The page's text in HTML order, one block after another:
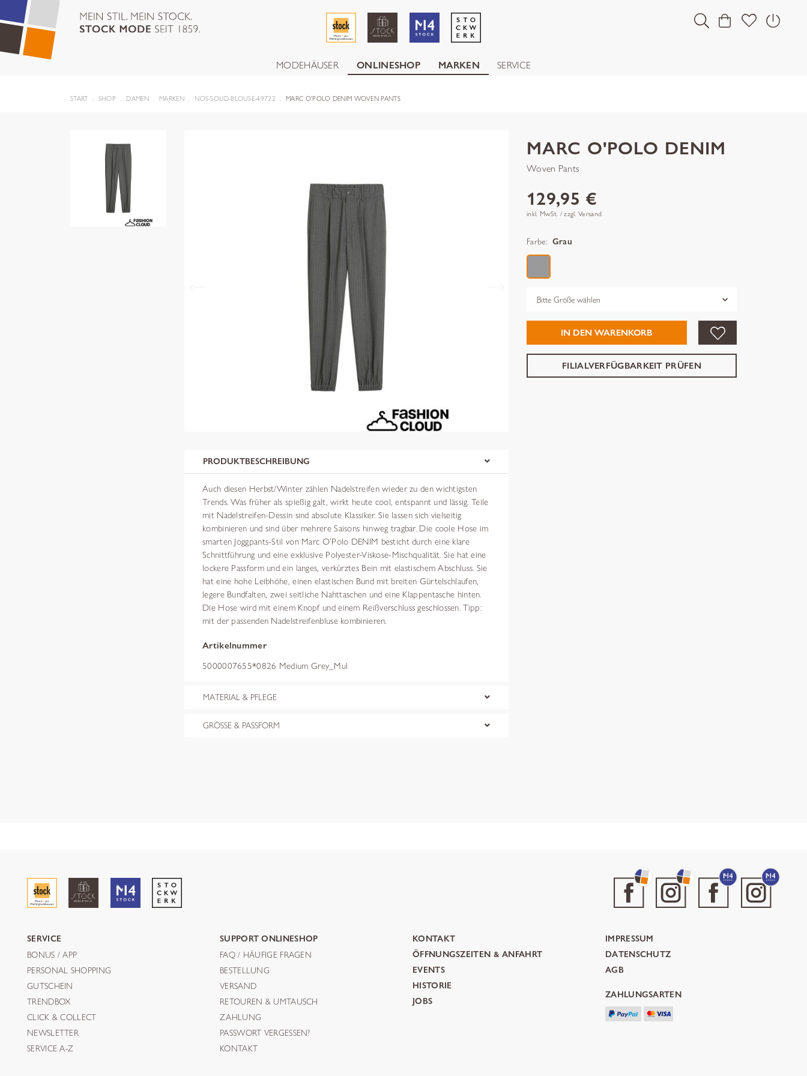
MODEHÄUSER ONLINESHOP MARKEN SERVICE
START SHOP DAMEN MARKEN NOS-SOLID-BLOUSE-49722 MARC O'POLO DENIM WOVEN PANTS
PRODUKTBESCHREIBUNG
Auch diesen Herbst/Winter zählen Nadelstreifen wieder zu den wichtigsten
Trends. Was früher als spießig galt, wirkt heute cool, entspannt und lässig. Teile
mit Nadelstreifen-Dessin sind absolute Klassiker. Sie lassen sich vielseitig
kombinieren und sind über mehrere Saisons hinweg tragbar. Die coole Hose im
smarten Joggpants-Stil von Marc O’Polo DENIM besticht durch eine klare
Schnittführung und eine exklusive Polyester-Viskose-Mischqualität. Sie hat eine
lockere Passform und ein langes, verkürztes Bein mit elastischem Abschluss. Sie
hat eine hohe Leibhöhe, einen elastischen Bund mit breiten Gürtelschlaufen,
legere Bundfalten, zwei seitliche Nahttaschen und eine Klappentasche hinten.
Die Hose wird mit einem Knopf und einem Reißverschluss geschlossen. Tipp:
mit der passenden Nadelstreifenbluse kombinieren.
Artikelnummer
5000007655*0826 Medium Grey_Mul
MATERIAL & PFLEGE
GRÖSSE & PASSFORM
MARC O'POLO DENIM
Woven Pants
129,95 €
inkl. MwSt. / zzgl. Versand
Farbe: Grau
Grösse
IN DEN WARENKORB
FILIALVERFÜGBARKEIT PRÜFEN
SERVICE
BONUS / APP
PERSONAL SHOPPING
GUTSCHEIN
TRENDBOX
CLICK & COLLECT
NEWSLETTER
SERVICE A-Z
SUPPORT ONLINESHOP
FAQ / HÄUFIGE FRAGEN
BESTELLUNG
VERSAND
RETOUREN & UMTAUSCH
ZAHLUNG
PASSWORT VERGESSEN?
KONTAKT
KONTAKT
ÖFFNUNGSZEITEN & ANFAHRT
EVENTS
HISTORIE
JOBS
IMPRESSUM
DATENSCHUTZ
AGB
ZAHLUNGSARTEN